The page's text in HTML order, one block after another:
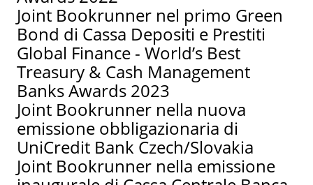
Joint Bookrunner nel primo Green
Bond di Cassa Depositi e Prestiti
Global Finance - World’s Best
Treasury & Cash Management
Banks Awards 2023
Joint Bookrunner nella nuova
emissione obbligazionaria di
UniCredit Bank Czech/Slovakia
Joint Bookrunner nella emissione